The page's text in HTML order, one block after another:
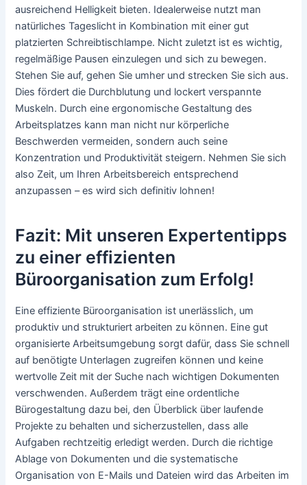
ausreichend Helligkeit bieten. Idealerweise nutzt man
natürliches Tageslicht in Kombination mit einer gut
platzierten Schreibtischlampe. Nicht zuletzt ist es wichtig,
regelmäßige Pausen einzulegen und sich zu bewegen.
Stehen Sie auf, gehen Sie umher und strecken Sie sich aus.
Dies fördert die Durchblutung und lockert verspannte
Muskeln. Durch eine ergonomische Gestaltung des
Arbeitsplatzes kann man nicht nur körperliche
Beschwerden vermeiden, sondern auch seine
Konzentration und Produktivität steigern. Nehmen Sie sich
also Zeit, um Ihren Arbeitsbereich entsprechend
anzupassen – es wird sich definitiv lohnen!
Fazit: Mit unseren Expertentipps
zu einer effizienten
Büroorganisation zum Erfolg!
Eine effiziente Büroorganisation ist unerlässlich, um
produktiv und strukturiert arbeiten zu können. Eine gut
organisierte Arbeitsumgebung sorgt dafür, dass Sie schnell
auf benötigte Unterlagen zugreifen können und keine
wertvolle Zeit mit der Suche nach wichtigen Dokumenten
verschwenden. Außerdem trägt eine ordentliche
Bürogestaltung dazu bei, den Überblick über laufende
Projekte zu behalten und sicherzustellen, dass alle
Aufgaben rechtzeitig erledigt werden. Durch die richtige
Ablage von Dokumenten und die systematische
Organisation von E-Mails und Dateien wird das Arbeiten im